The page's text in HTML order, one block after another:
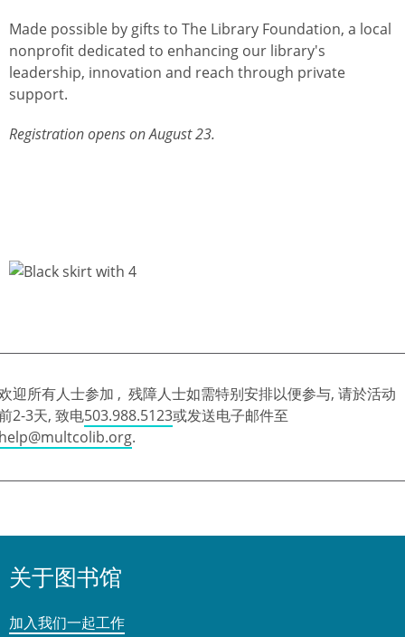
Made possible by gifts to The Library Foundation, a local
nonprofit dedicated to enhancing our library's
leadership, innovation and reach through private
support.
Registration opens on August 23.
迎所有人士参加 , 残障人士如需特别安排以便参与, 请於活动
2-3天, 致电503.988.5123或发送电子邮件至
.
关于图书馆
加入我们一起工作